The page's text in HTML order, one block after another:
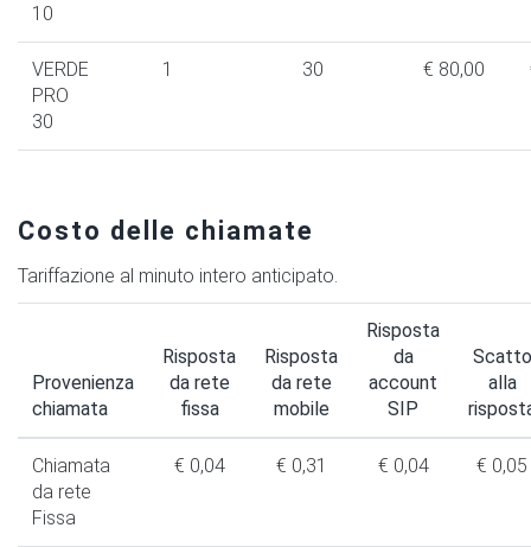
10
VERDE
PRO
30
1 30 € 80,00
Costo delle chiamate
Tariffazione al minuto intero anticipato.
Provenienza
chiamata
Risposta
da rete
fissa
Risposta
da rete
mobile
Risposta
da
account
SIP
Scatto
alla
Chiamata
da rete
Fissa
€ 0,04 € 0,31 € 0,04 € 0,05